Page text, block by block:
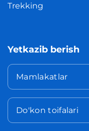
Trekking
Yetkazib berish
Mamlakatlar
Do'kon toifalari